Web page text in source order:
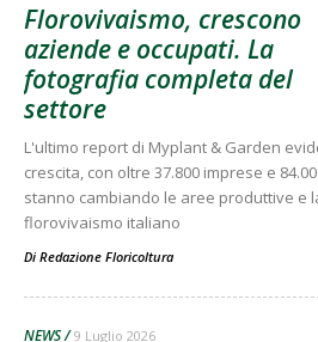
Florovivaismo, crescono
aziende e occupati. La
fotografia completa del
settore
L'ultimo report di Myplant & Garden
crescita, con oltre 37.800 imprese e
stanno cambiando le aree produttive e
florovivaismo italiano
Di Redazione Floricoltura
NEWS 9 Luglio 2026